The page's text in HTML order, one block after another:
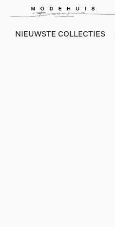
NIEUWSTE COLLECTIES